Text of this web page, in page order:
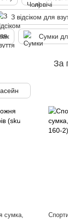
З відсіком для
Сумки
За
сумка,